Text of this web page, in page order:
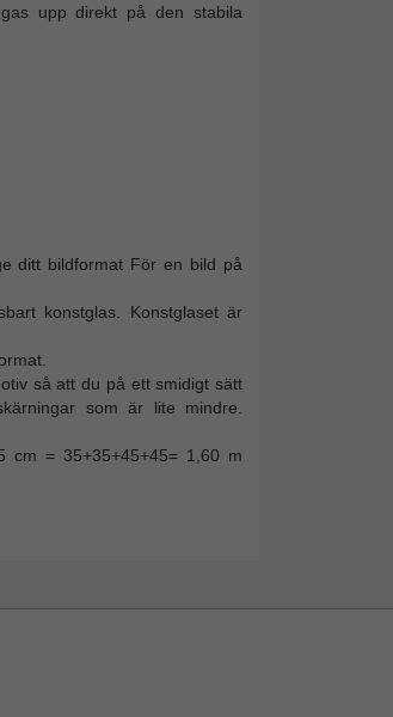
upp direkt på den stabila
ditt bildformat För en bild på
konstglas. Konstglaset är
så att du på ett smidigt sätt
som är lite mindre.
cm = 35+35+45+45= 1,60 m